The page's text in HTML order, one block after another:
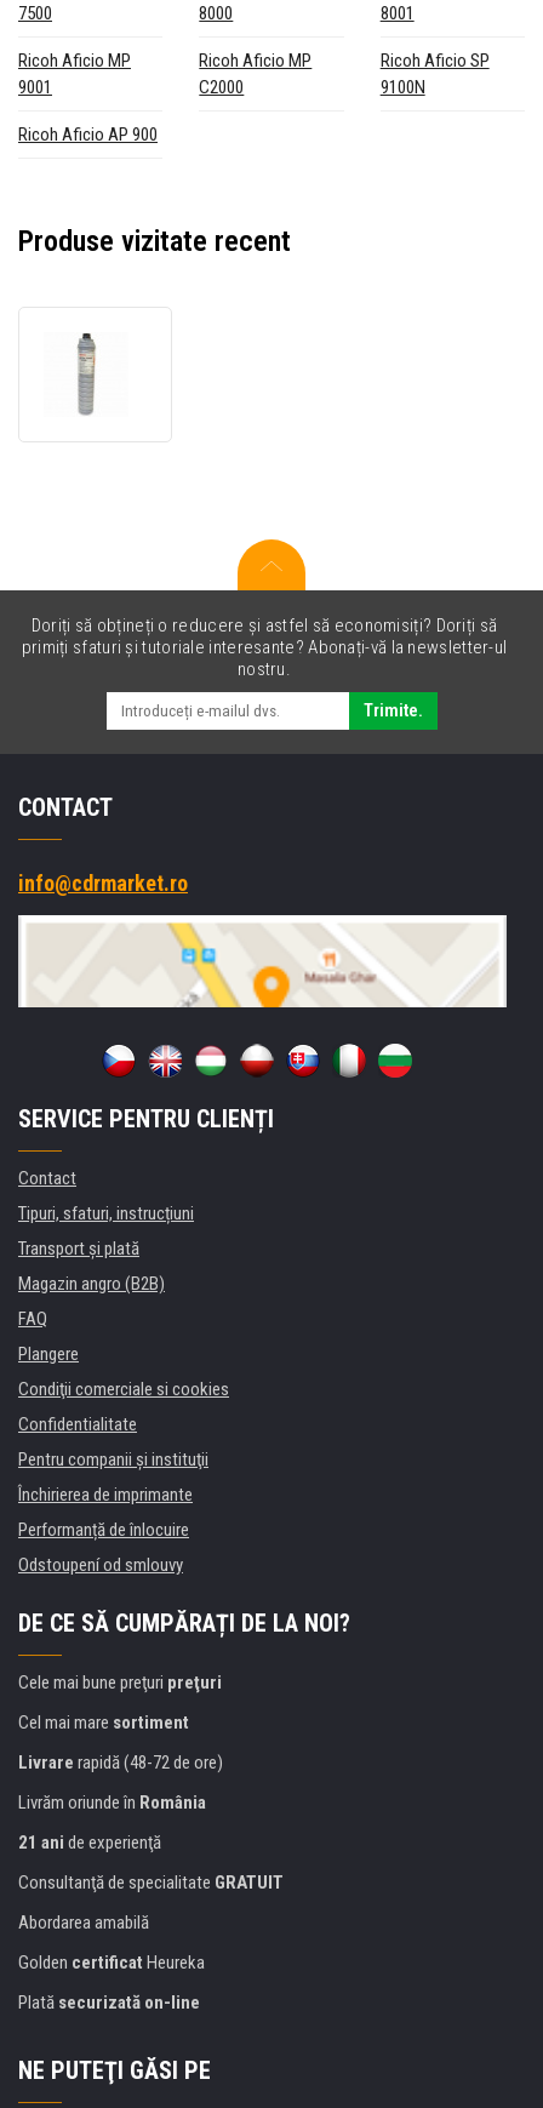
7500
8000
8001
Ricoh Aficio MP
9001
Ricoh Aficio MP
C2000
Ricoh Aficio SP
9100N
Ricoh Aficio AP 900
Produse vizitate recent
toner
Doriți să obțineți o reducere și astfel să economisiți? Doriți să
primiți sfaturi și tutoriale interesante? Abonați-vă la newsletter-ul
nostru.
Trimite.
CONTACT
info@cdrmarket.ro
SERVICE PENTRU CLIENȚI
Contact
Tipuri, sfaturi, instrucțiuni
Transport şi plată
Magazin angro (B2B)
FAQ
Plangere
Condiţii comerciale si cookies
Confidentialitate
Pentru companii și instituţii
Închirierea de imprimante
Performanță de înlocuire
Odstoupení od smlouvy
DE CE SĂ CUMPĂRAȚI DE LA NOI?
Cele mai bune preţuri preţuri
Cel mai mare sortiment
Livrare rapidă (48-72 de ore)
Livrăm oriunde în România
21 ani de experienţă
Consultanţă de specialitate GRATUIT
Abordarea amabilă
Golden certificat Heureka
Plată securizată on-line
NE PUTEŢI GĂSI PE